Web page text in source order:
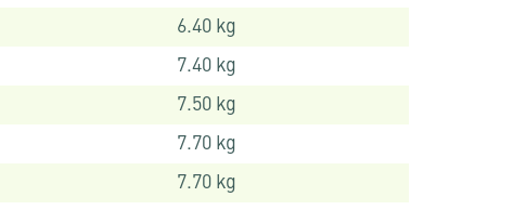
6.40 kg
7.40 kg
7.50 kg
7.70 kg
7.70 kg